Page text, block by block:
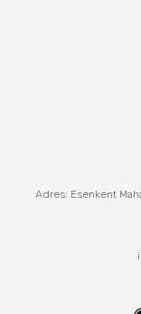
Adres: Esenkent